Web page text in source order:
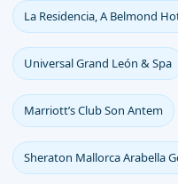
La Residencia, A Belmond
Universal Grand León & Spa
Marriott’s Club Son Antem
Sheraton Mallorca Arabella